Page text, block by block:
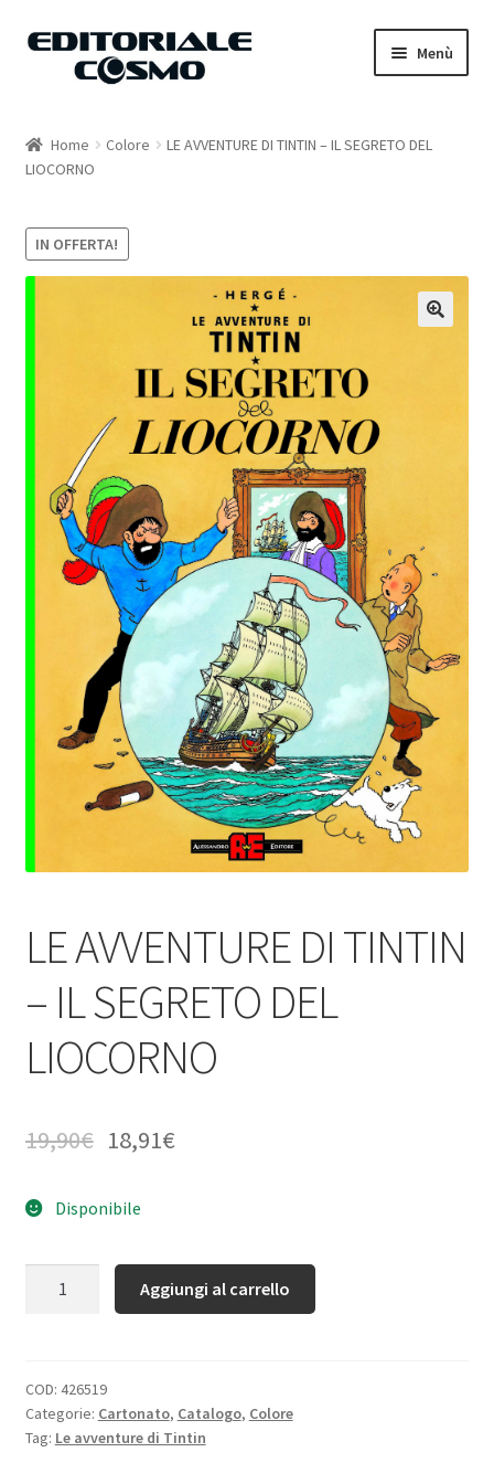
Vai
Vai
Menù
Catalogo
Carrello
Home Colore
LE AVVENTURE DI TINTIN – IL SEGRETO DEL
LIOCORNO
IN OFFERTA!
LE AVVENTURE DI TINTIN
– IL SEGRETO DEL
LIOCORNO
19,90€ 18,91€
Disponibile
Aggiungi al carrello
COD: 426519
Categorie: Cartonato, Catalogo, Colore
Tag: Le avventure di Tintin